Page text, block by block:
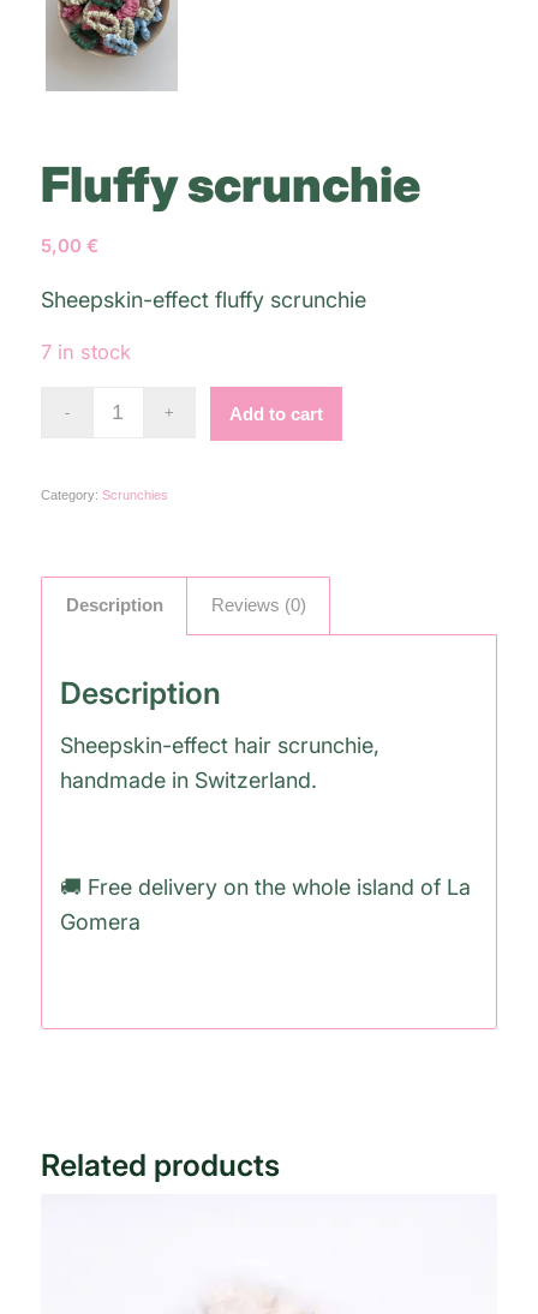
Fluffy scrunchie
5,00 €
Sheepskin-effect fluffy scrunchie
7 in stock
Add to cart
Category: Scrunchies
Description Reviews (0)
Description
Sheepskin-effect hair scrunchie,
handmade in Switzerland.
🚚 Free delivery on the whole island of La
Gomera
Related products